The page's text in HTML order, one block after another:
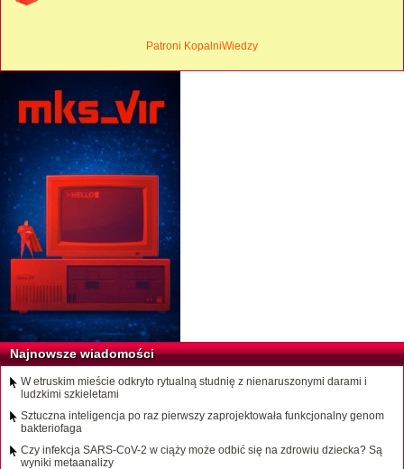
Patroni KopalniWiedzy
Najnowsze wiadomości
W etruskim mieście odkryto rytualną studnię z nienaruszonymi darami i
ludzkimi szkieletami
Sztuczna inteligencja po raz pierwszy zaprojektowała funkcjonalny genom
bakteriofaga
Czy infekcja SARS-CoV-2 w ciąży może odbić się na zdrowiu dziecka? Są
wyniki metaanalizy